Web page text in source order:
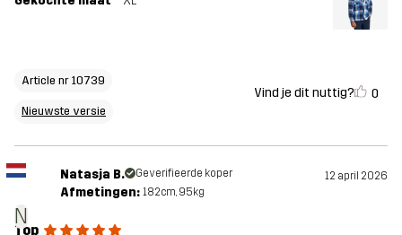
Article nr 10739
Nieuwste versie
Vind je dit nuttig? 0
N
Natasja B. Geverifieerde koper 12 april 2026
Afmetingen: 182cm, 95kg
Top